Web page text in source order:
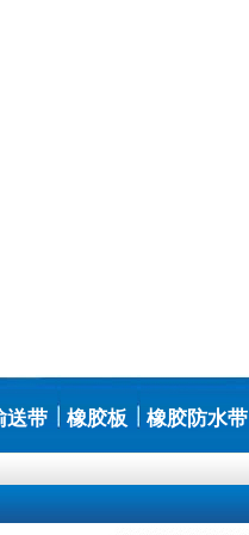
送带 橡胶板 橡胶防水带